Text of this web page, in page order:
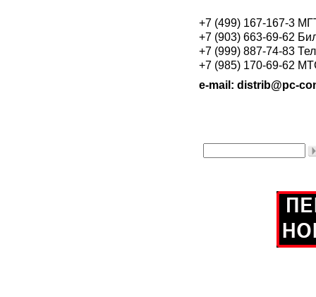
+7 (499) 167-167-3
+7 (903) 663-69-62
+7 (999) 887-74-83
+7 (985) 170-69-62
e-mail: distrib@pc-